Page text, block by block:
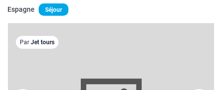
Espagne Séjour
Par Jet tours